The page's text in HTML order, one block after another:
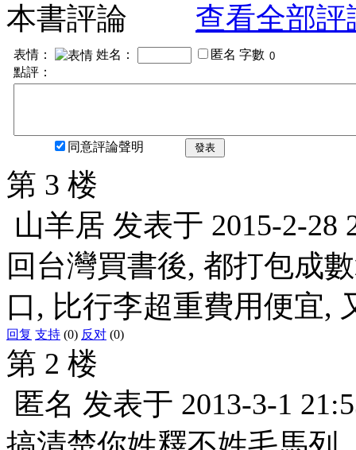
本書評論
查看全部評
表情： 姓名： 匿名 字數
點評：
同意評論聲明 發表
第 3 楼
山羊居 发表于 2015-2-28
回台灣買書後, 都打包成
口, 比行李超重費用便宜,
回复 支持 (0) 反对 (0)
第 2 楼
匿名 发表于 2013-3-1